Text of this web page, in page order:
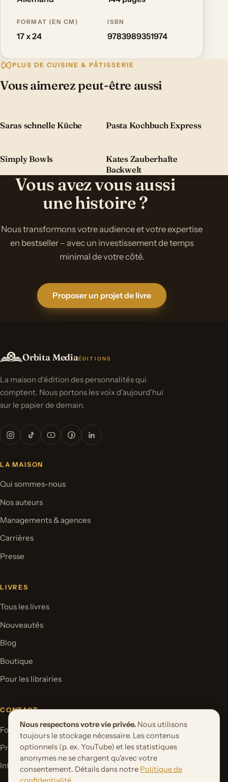
FORMAT (EN CM)
17 x 24
ISBN
9783989351974
PLUS DE CUISINE & PÂTISSERIE
Vous aimerez peut-être aussi
Saras schnelle Küche Pasta Kochbuch Express
Simply Bowls
Kates Zauberhafte
Backwelt
Vous avez vous aussi
une histoire ?
Nous transformons votre audience et votre expertise
en bestseller – avec un investissement de temps
minimal de votre côté.
Proposer un projet de livre
Orbita MediaÉDITIONS
La maison d'édition des personnalités qui
comptent. Nous portons les voix d'aujourd'hui
sur le papier de demain.
LA MAISON
Qui sommes-nous
Nos auteurs
Managements & agences
Carrières
Presse
LIVRES
Tous les livres
Nouveautés
Blog
Boutique
Pour les librairies
CONTACT
Formulaire de contact
Proposer un projet de livre
International Rights
Nous respectons votre vie privée. Nous utilisons
toujours le stockage nécessaire. Les contenus
optionnels (p. ex. YouTube) et les statistiques
anonymes ne se chargent qu'avec votre
consentement. Détails dans notre Politique de